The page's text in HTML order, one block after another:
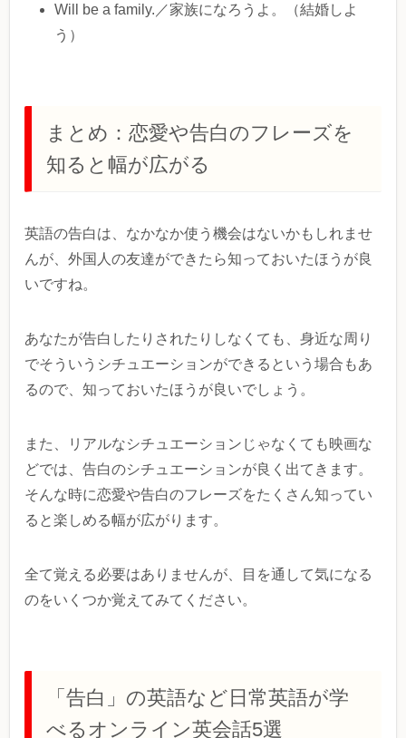
Will be a family.／家族になろうよ。（結婚しよ
う）
まとめ：恋愛や告白のフレーズを
知ると幅が広がる
英語の告白は、なかなか使う機会はないかもしれませ
んが、外国人の友達ができたら知っておいたほうが良
いですね。
あなたが告白したりされたりしなくても、身近な周り
でそういうシチュエーションができるという場合もあ
るので、知っておいたほうが良いでしょう。
また、リアルなシチュエーションじゃなくても映画な
どでは、告白のシチュエーションが良く出てきます。
そんな時に恋愛や告白のフレーズをたくさん知ってい
ると楽しめる幅が広がります。
全て覚える必要はありませんが、目を通して気になる
のをいくつか覚えてみてください。
「告白」の英語など日常英語が学
べるオンライン英会話5選